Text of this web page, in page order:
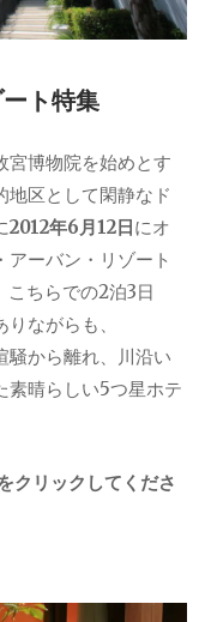
ト特集
宮博物院を始めとす
地区として閑静なド
2012年6月12日にオ
アーバン・リゾート
こちらでの2泊3日
ながらも、
騒から離れ、川沿い
素晴らしい5つ星ホテ
クリックしてくださ